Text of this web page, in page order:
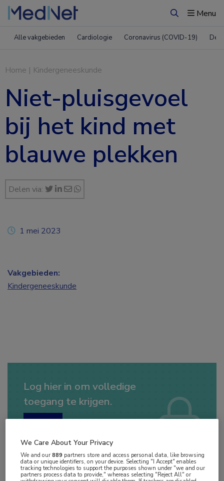
ZoekenMenu
Alle vakgebieden Cardiologie Coronavirus (COVID-19)
Home | Kindergeneeskunde
Niet-pluisgevoel
bij het kind met
blauwe plekken
Delen via:
Log hier in om volledige
toegang te krijgen.
1 mei 2023
Vakgebieden:
Kindergeneeskunde
We Care About Your Privacy
We and our889 partners store and access personal data, like browsing
data or unique identifiers, on your device. Selecting "I Accept" enables
tracking technologies to support the purposes shown under "we and our
partners process data to provide," whereas selecting "Reject All" or